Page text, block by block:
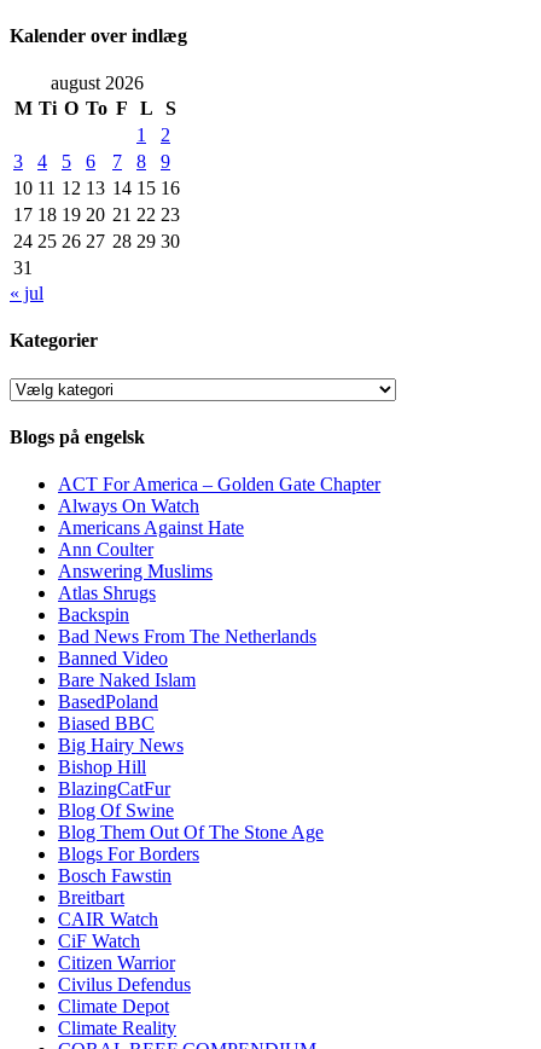
Kalender over indlæg
august 2026
M Ti O To F L
S
1
2
3
4 5 6 7 8
9
10 11 12 13 14 15 16
17 18 19 20 21 22 23
24 25 26 27 28 29 30
31
« jul
Kategorier
Kategorier
Blogs på engelsk
ACT For America – Golden Gate Chapter
Always On Watch
Americans Against Hate
Ann Coulter
Answering Muslims
Atlas Shrugs
Backspin
Bad News From The Netherlands
Banned Video
Bare Naked Islam
BasedPoland
Biased BBC
Big Hairy News
Bishop Hill
BlazingCatFur
Blog Of Swine
Blog Them Out Of The Stone Age
Blogs For Borders
Bosch Fawstin
Breitbart
CAIR Watch
CiF Watch
Citizen Warrior
Civilus Defendus
Climate Depot
Climate Reality